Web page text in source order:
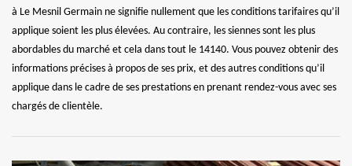
à Le Mesnil Germain ne signifie nullement que les conditions tarifaires qu’il
applique soient les plus élevées. Au contraire, les siennes sont les plus
abordables du marché et cela dans tout le 14140. Vous pouvez obtenir des
informations précises à propos de ses prix, et des autres conditions qu’il
applique dans le cadre de ses prestations en prenant rendez-vous avec ses
chargés de clientèle.